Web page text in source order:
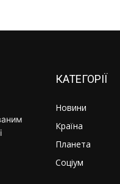
КАТЕГОРІЇ
Новини
Країна
Планета
Соціум